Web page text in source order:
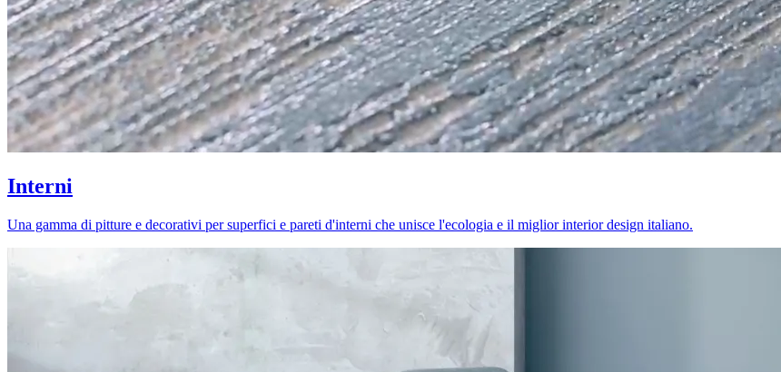
Interni
Una gamma di pitture e decorativi per superfici e pareti d'interni che unisce l'ecologia e il miglior interior design italiano.